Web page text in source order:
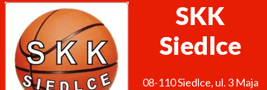
SKK
Siedlce
08-110Siedlce, ul. 3 Maja